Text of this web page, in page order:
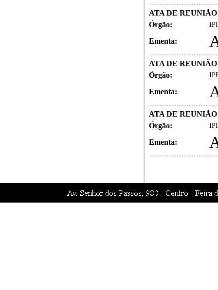
ATA DE
Órgão:
Ementa:
ATA DE
Órgão:
Ementa:
ATA DE
Órgão:
Ementa: